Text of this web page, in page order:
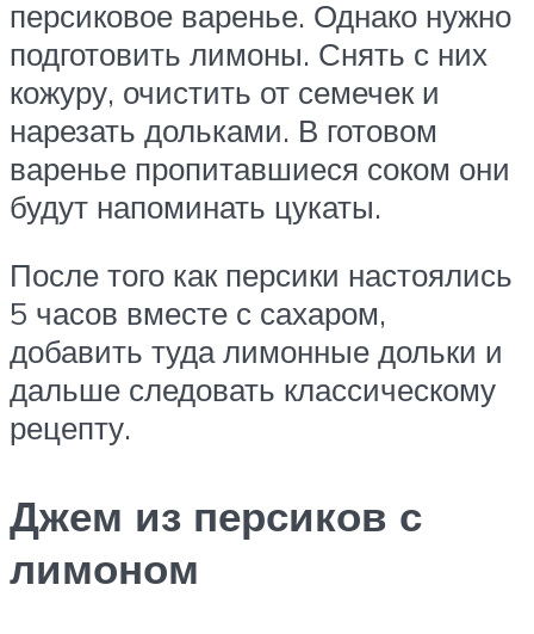
персиковое варенье. Однако нужно
подготовить лимоны. Снять с них
кожуру, очистить от семечек и
нарезать дольками. В готовом
варенье пропитавшиеся соком они
будут напоминать цукаты.
После того как персики настоялись
5 часов вместе с сахаром,
добавить туда лимонные дольки и
дальше следовать классическому
рецепту.
Джем из персиков с
лимоном